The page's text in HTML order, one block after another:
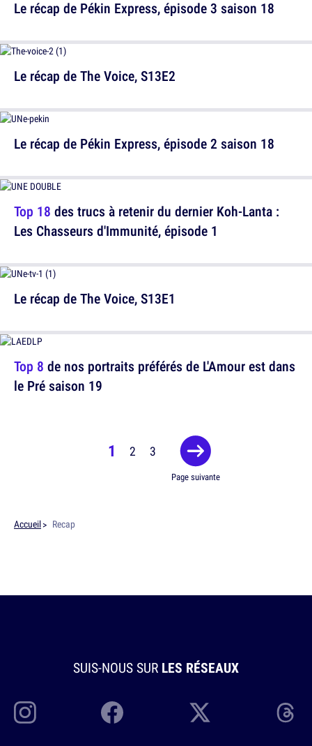
Le récap de The Voice, S13E2
Top 18 des trucs à retenir du dernier Koh-Lanta :
Les Chasseurs d'Immunité, épisode 1
Top 8 de nos portraits préférés de L'Amour est dans
le Pré saison 19
Le récap de Pékin Express, épisode 3 saison 18
Le récap de Pékin Express, épisode 2 saison 18
Le récap de The Voice, S13E1
1 2 3
Page suivante
Accueil Recap
SUIS-NOUS SUR LES RÉSEAUX